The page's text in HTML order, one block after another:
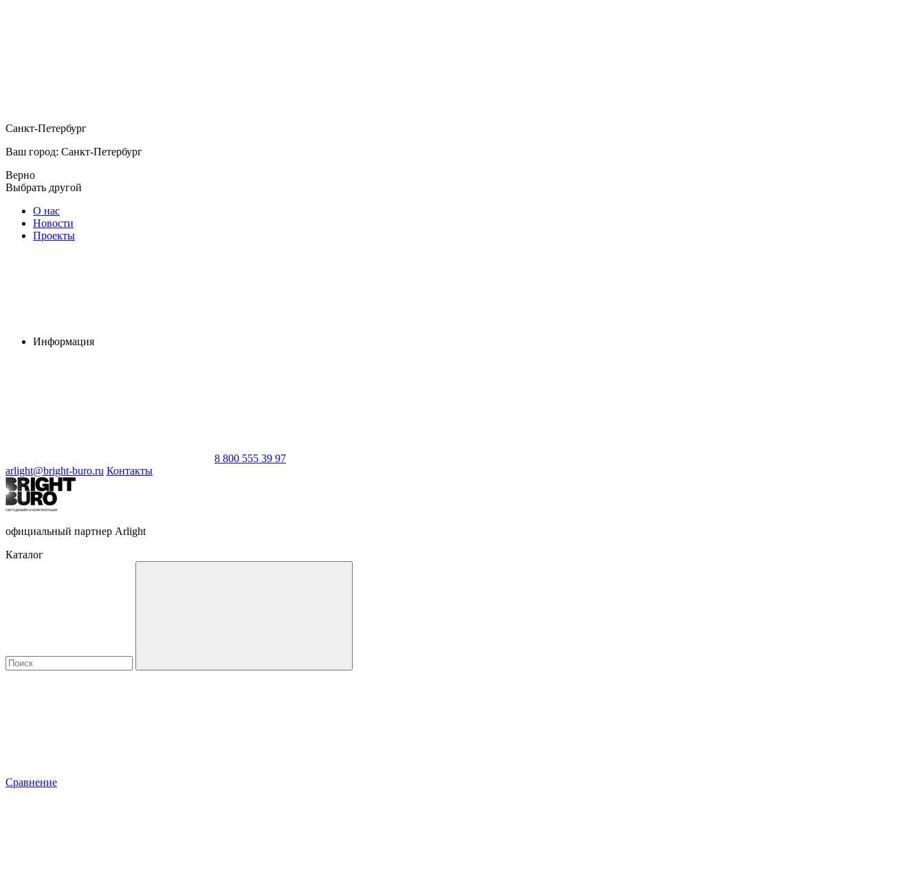
Санкт-Петербург
Ваш город: Санкт-Петербург
Верно
Выбрать другой
О нас
Новости
Проекты
Информация
8 800 555 39 97
arlight@bright-buro.ru Контакты
официальный партнер Arlight
Каталог
Сравнение